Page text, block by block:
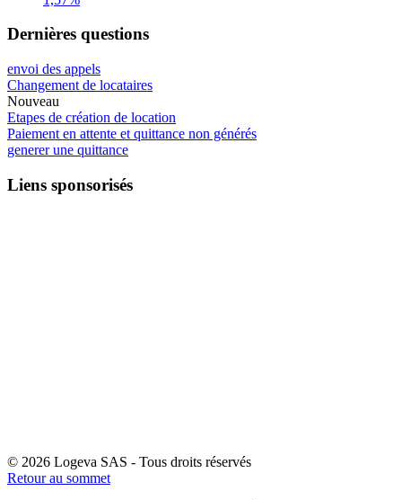
Dernières questions
envoi des appels
Changement de locataires
Nouveau
Etapes de création de location
Paiement en attente et quittance non générés
generer une quittance
Liens sponsorisés
© 2026 Logeva SAS - Tous droits réservés
Retour au sommet